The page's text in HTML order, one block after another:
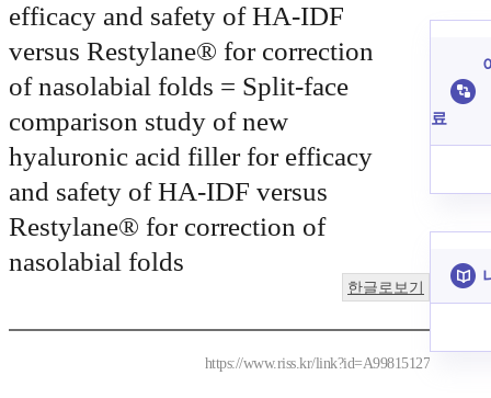
efficacy and safety of HA-IDF
versus Restylane® for correction
of nasolabial folds = Split-face
comparison study of new
hyaluronic acid filler for efficacy
and safety of HA-IDF versus
Restylane® for correction of
nasolabial folds
한글로보기
https://www.riss.kr/link?id=A99815127
료